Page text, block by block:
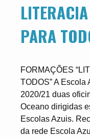
PARA
FORMAÇÕES
TODOS” A
2020/21 duas
Oceano dirigidas
Escolas Azuis.
da rede Escola